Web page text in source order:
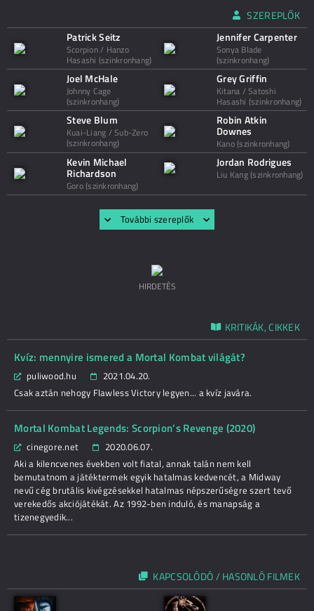
SZEREPLŐK
Patrick Seitz
Scorpion / Hanzo
Hasashi (szinkronhang)
Jennifer Carpenter
Sonya Blade
(szinkronhang)
Joel McHale
Johnny Cage
(szinkronhang)
Grey Griffin
Kitana / Satoshi
Hasashi (szinkronhang)
Steve Blum
Kuai-Liang / Sub-Zero
(szinkronhang)
Robin Atkin
Downes
Kano (szinkronhang)
Kevin Michael
Richardson
Goro (szinkronhang)
Jordan Rodrigues
Liu Kang (szinkronhang)
További szereplők
HIRDETÉS
KRITIKÁK, CIKKEK
Kvíz: mennyire ismered a Mortal Kombat világát?
puliwood.hu
2021.04.20.
Csak aztán nehogy Flawless Victory legyen... a kvíz javára.
Mortal Kombat Legends: Scorpion’s Revenge (2020)
cinegore.net
2020.06.07.
Aki a kilencvenes években volt fiatal, annak talán nem kell
bemutatnom a játéktermek egyik hatalmas kedvencét, a Midway
nevű cég brutális kivégzésekkel hatalmas népszerűségre szert tevő
verekedős akciójátékát. Az 1992-ben induló, és manapság a
tizenegyedik...
KAPCSOLÓDÓ / HASONLÓ FILMEK